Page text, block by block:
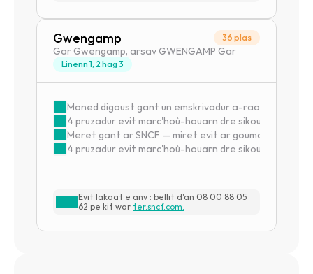
Gwengamp 36 plas
Gar Gwengamp, arsav GWENGAMP Gar
Linenn 1, 2 hag 3
Moned digoust gant un emskrivadur a-raok
4 pruzadur evit marc'hoù-houarn dre sikour tredan
Meret gant ar SNCF — miret evit ar goumananterien
4 pruzadur evit marc'hoù-houarn dre sikour tredan
Evit lakaat e anv : bellit d'an 08 00 88 05
62 pe kit war ter.sncf.com.